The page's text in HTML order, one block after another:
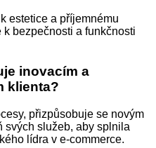
estetice a příjemnému
bezpečnosti a funkčnosti
inovacím a
klienta?
přizpůsobuje se novým
svých služeb, aby splnila
lídra v e-commerce.